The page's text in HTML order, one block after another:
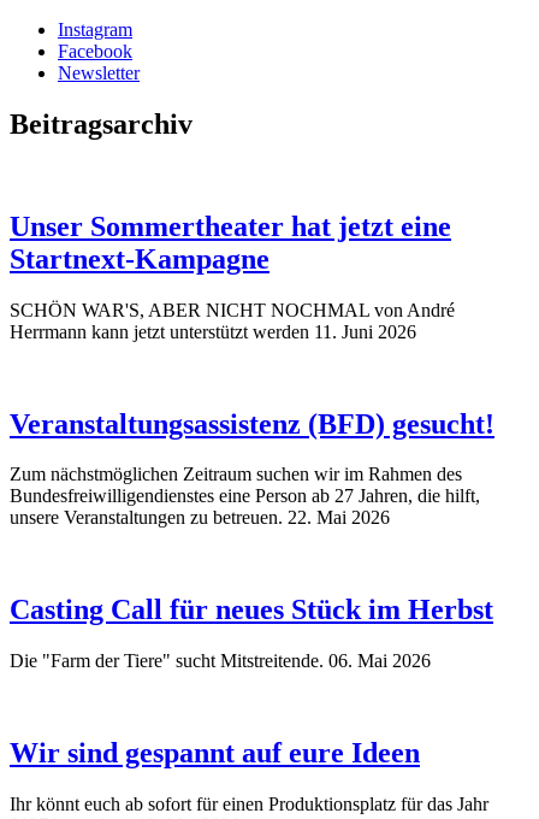
Instagram
Facebook
Newsletter
Beitragsarchiv
Unser Sommertheater hat jetzt eine
Startnext-Kampagne
SCHÖN WAR'S, ABER NICHT NOCHMAL von André
Herrmann kann jetzt unterstützt werden 11. Juni 2026
Veranstaltungsassistenz (BFD) gesucht!
Zum nächstmöglichen Zeitraum suchen wir im Rahmen des
Bundesfreiwilligendienstes eine Person ab 27 Jahren, die hilft,
unsere Veranstaltungen zu betreuen. 22. Mai 2026
Casting Call für neues Stück im Herbst
Die "Farm der Tiere" sucht Mitstreitende. 06. Mai 2026
Wir sind gespannt auf eure Ideen
Ihr könnt euch ab sofort für einen Produktionsplatz für das Jahr